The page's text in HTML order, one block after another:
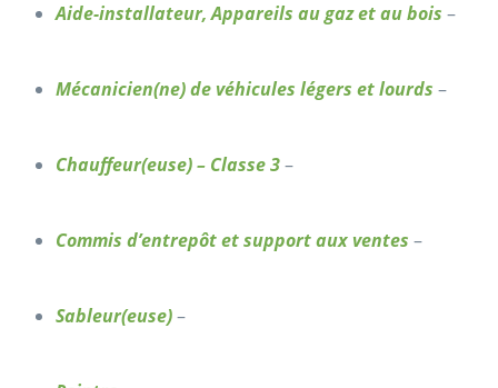
Aide-installateur, Appareils au gaz et au bois –
Mécanicien(ne) de véhicules légers et lourds –
Chauffeur(euse) – Classe 3–
Commis d’entrepôt et support aux ventes –
Sableur(euse)–